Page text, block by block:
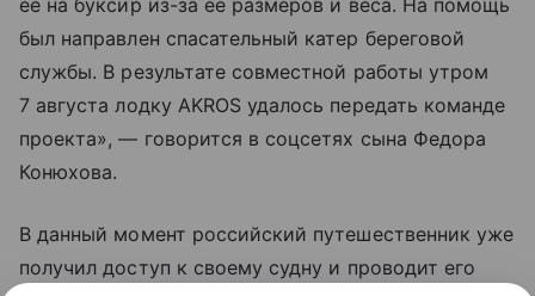
был направлен спасательный катер береговой
службы. В результате совместной работы утром
7 августа лодку AKROS удалось передать команде
проекта», — говорится в соцсетях сына Федора
Конюхова.
В данный момент российский путешественник уже
получил доступ к своему судну и проводит его